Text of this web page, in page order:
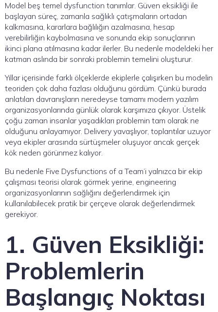
Model beş temel dysfunction tanımlar. Güven eksikliği ile
başlayan süreç, zamanla sağlıklı çatışmaların ortadan
kalkmasına, kararlara bağlılığın azalmasına, hesap
verebilirliğin kaybolmasına ve sonunda ekip sonuçlarının
ikinci plana atılmasına kadar ilerler. Bu nedenle modeldeki her
katman aslında bir sonraki problemin temelini oluşturur.
Yıllar içerisinde farklı ölçeklerde ekiplerle çalışırken bu modelin
teoriden çok daha fazlası olduğunu gördüm. Çünkü burada
anlatılan davranışların neredeyse tamamı modern yazılım
organizasyonlarında günlük olarak karşımıza çıkıyor. Üstelik
çoğu zaman insanlar yaşadıkları problemin tam olarak ne
olduğunu anlayamıyor. Delivery yavaşlıyor, toplantılar uzuyor
veya ekipler arasında sürtüşmeler oluşuyor ancak gerçek
kök neden görünmez kalıyor.
Bu nedenle Five Dysfunctions of a Team’i yalnızca bir ekip
çalışması teorisi olarak görmek yerine, engineering
organizasyonlarının sağlığını değerlendirmek için
kullanılabilecek pratik bir çerçeve olarak değerlendirmek
gerekiyor.
1. Güven Eksikliği:
Problemlerin
Başlangıç Noktası